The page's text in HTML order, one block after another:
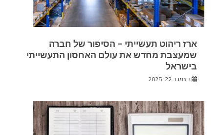
ארז ריהוט תעשייתי – הסיפור של חברה
שמעצבת מחדש את עולם האחסון התעשייתי
בישראל
דצמבר 22, 2025